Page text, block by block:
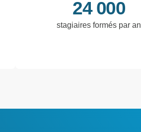
24 000
stagiaires formés par an